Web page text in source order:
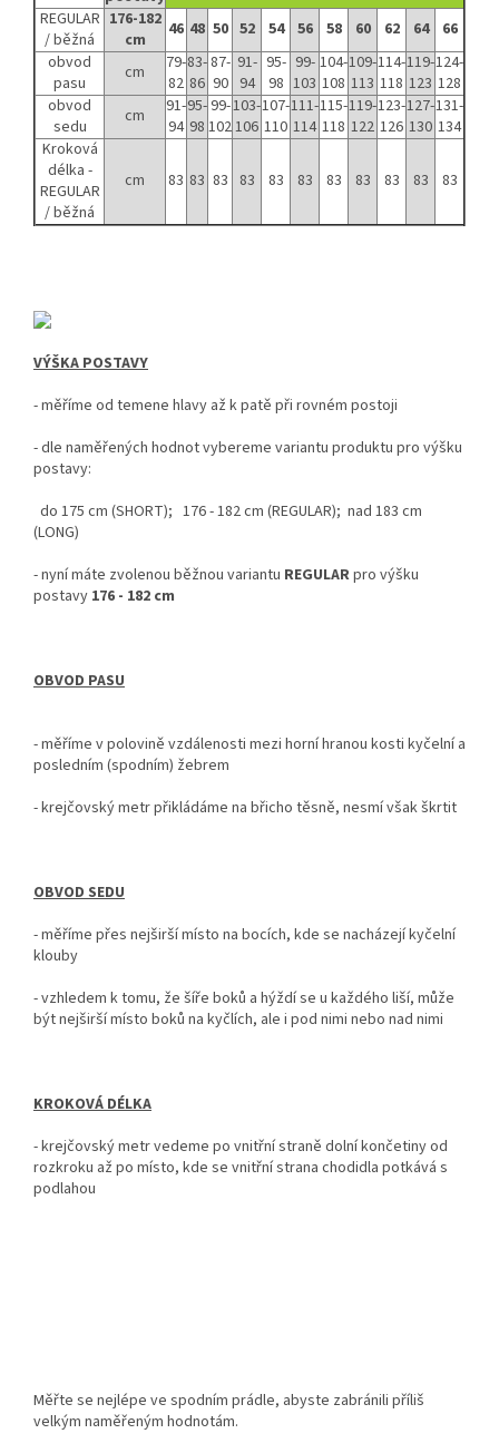
REGULAR
/ běžná
176-182
cm
46 48 50 52 54 56 58 60 62 64
66
obvod
pasu
cm
79-
82
83-
86
87-
90
91-
94
95-
98
99-
103
104-
108
109-
113
114-
118
119-
123
124-
128
obvod
sedu
cm
91-
94
95-
98
99-
102
103-
106
107-
110
111-
114
115-
118
119-
122
123-
126
127-
130
131-
134
Kroková
délka -
REGULAR
/ běžná
cm 83 83 83 83 83 83 83 83 83 83 83
VÝŠKA POSTAVY
- měříme od temene hlavy až k patě při rovném postoji
-dle naměřených hodnot vybereme variantu produktu pro výšku
postavy:
do 175 cm (SHORT); 176 - 182 cm (REGULAR); nad 183 cm
(LONG)
- nynímáte zvolenou běžnou variantu REGULARpro výšku
postavy 176 - 182 cm
OBVOD PASU
- měříme v polovině vzdálenosti mezi horní hranou kosti kyčelní a
posledním (spodním) žebrem
- krejčovský metrpřikládáme na břicho těsně, nesmí však škrtit
OBVOD SEDU
-měříme přes nejširší místo na bocích, kde se nacházejí kyčelní
klouby
- vzhledem k tomu, že šíře boků a hýždí se u každého liší, může
být nejširší místo boků na kyčlích, ale i pod nimi nebo nad nimi
KROKOVÁ DÉLKA
-krejčovský metr vedeme po vnitřní straně dolní končetiny od
rozkroku až po místo, kde se vnitřní strana chodidla potkává s
podlahou
Měřte se nejlépe ve spodním prádle, abyste zabránili příliš
velkým naměřeným hodnotám.